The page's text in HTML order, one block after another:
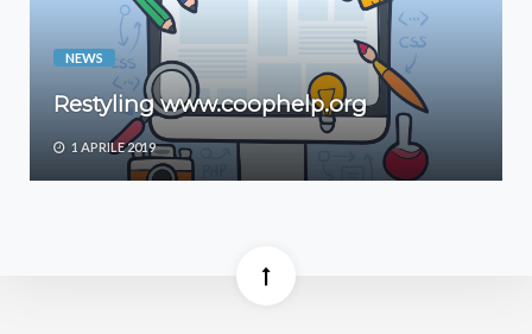
NEWS
Restyling www.coophelp.org
1 APRILE 2019